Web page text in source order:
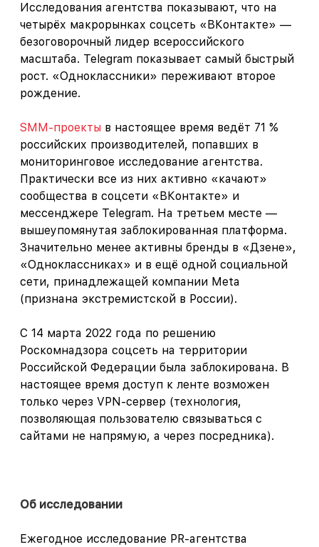
Исследования агентства показывают, что на
четырёх макрорынках соцсеть «ВКонтакте» —
безоговорочный лидер всероссийского
масштаба. Telegram показывает самый быстрый
рост. «Одноклассники» переживают второе
рождение.
SMM-проекты в настоящее время ведёт 71 %
российских производителей, попавших в
мониторинговое исследование агентства.
Практически все из них активно «качают»
сообщества в соцсети «ВКонтакте» и
мессенджере Telegram. На третьем месте —
вышеупомянутая заблокированная платформа.
Значительно менее активны бренды в «Дзене»,
«Одноклассниках» и в ещё одной социальной
сети, принадлежащей компании Meta
(признана экстремистской в России).
С 14 марта 2022 года по решению
Роскомнадзора соцсеть на территории
Российской Федерации была заблокирована. В
настоящее время доступ к ленте возможен
только через VPN-сервер (технология,
позволяющая пользователю связываться с
сайтами не напрямую, а через посредника).
Об исследовании
Ежегодное исследование PR-агентства